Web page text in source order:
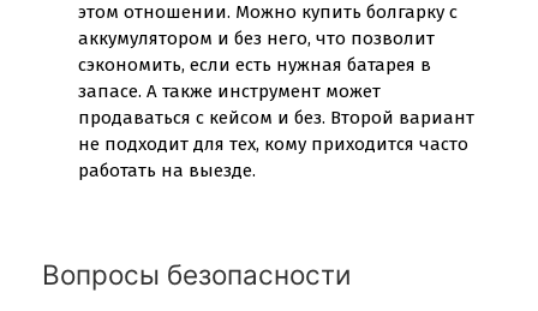
этом отношении. Можно купить болгарку с
аккумулятором и без него, что позволит
сэкономить, если есть нужная батарея в
запасе. А также инструмент может
продаваться с кейсом и без. Второй вариант
не подходит для тех, кому приходится часто
работать на выезде.
Вопросы безопасности